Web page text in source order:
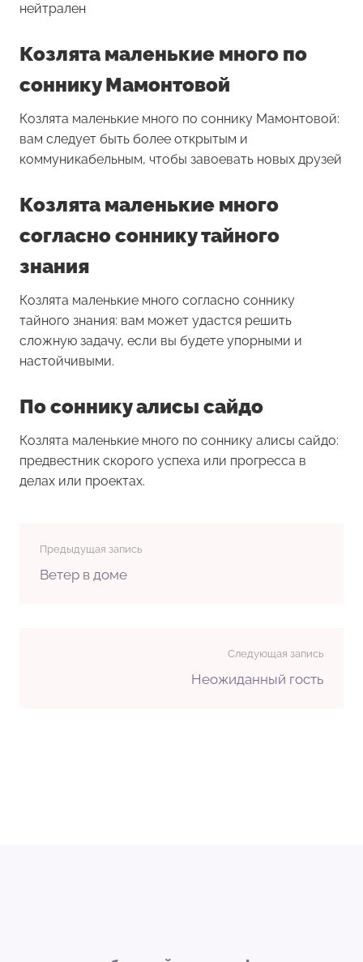
нейтрален
Козлята маленькие много по
соннику Мамонтовой
Козлята маленькие много по соннику Мамонтовой:
вам следует быть более открытым и
коммуникабельным, чтобы завоевать новых друзей
Козлята маленькие много
согласно соннику тайного
знания
Козлята маленькие много согласно соннику
тайного знания: вам может удастся решить
сложную задачу, если вы будете упорными и
настойчивыми.
По соннику алисы сайдо
Козлята маленькие много по соннику алисы сайдо:
предвестник скорого успеха или прогресса в
делах или проектах.
Предыдущая запись
Ветер в доме
Следующая запись
Неожиданный гость